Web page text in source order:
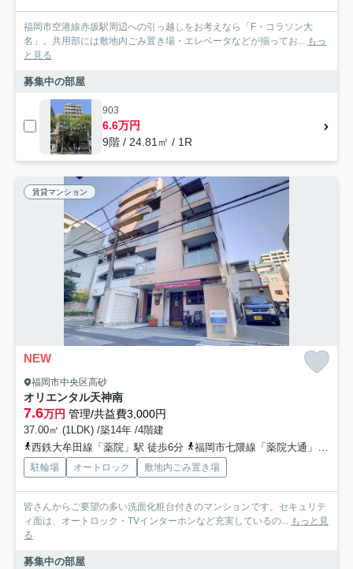
福岡市空港線赤坂駅周辺への引っ越しをお考えなら「F・コラソン大
名」。共用部には敷地内ごみ置き場・エレベータなどが揃ってお...
もっ
と見る
募集中の部屋
903
6.6万円
9階 / 24.81㎡ / 1R
賃貸マンション
NEW
福岡市中央区高砂
オリエンタル天神南
7.6万円 管理/共益費3,000円
37.00㎡ (1LDK) /築14年 /4階建
西鉄大牟田線「薬院」駅 徒歩6分
福岡市七隈線「薬院大通」駅 徒歩12分
駐輪場 オートロック 敷地内ごみ置き場
皆さんからご要望の多い洗面化粧台付きのマンションです。セキュリテ
ィ面は、オートロック・TVインターホンなど充実しているの... もっと見
る
募集中の部屋